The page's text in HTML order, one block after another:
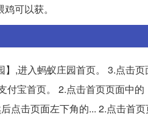
可以获。
,进入蚂蚁庄园首页。 3.点击
宝首页。 2.点击首页页面中
点击页面左下角的... 2.点击首